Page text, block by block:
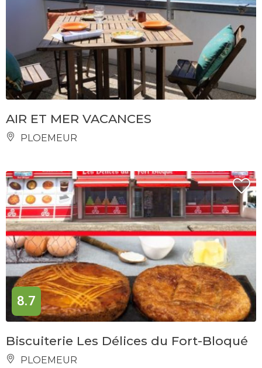
AIR ET MER VACANCES
PLOEMEUR
8.7
Biscuiterie Les Délices du Fort-Bloqué
PLOEMEUR